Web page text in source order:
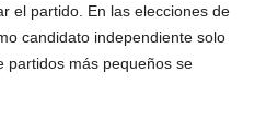
el partido. En las elecciones de
candidato independiente solo
partidos más pequeños se